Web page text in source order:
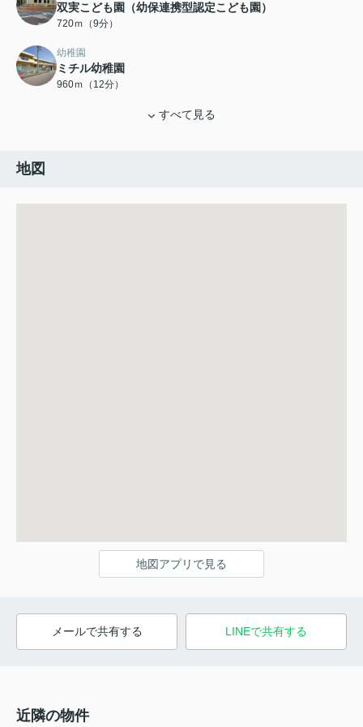
双実こども園（幼保連携型認定こども園）
720ｍ（9分）
幼稚園
ミチル幼稚園
960ｍ（12分）
すべて見る
地図
地図アプリで見る
メールで共有する LINEで共有する
近隣の物件